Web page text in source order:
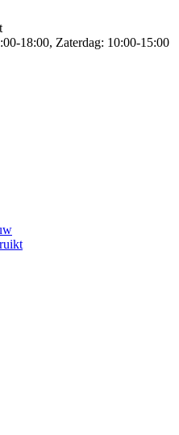
18:00, Zaterdag: 10:00-15:00